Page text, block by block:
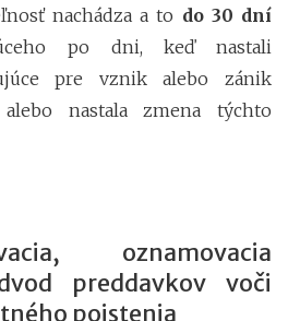
nachádza a to do 30 dní
po dni, keď nastali
pre vznik alebo zánik
nastala zmena týchto
oznamovacia
preddavkov voči
poistenia